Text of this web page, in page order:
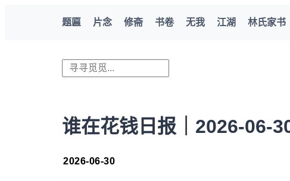
题匾 片念 修斋 书卷 无我 江湖 林氏家书
谁在花钱日报｜2026-06-
2026-06-30